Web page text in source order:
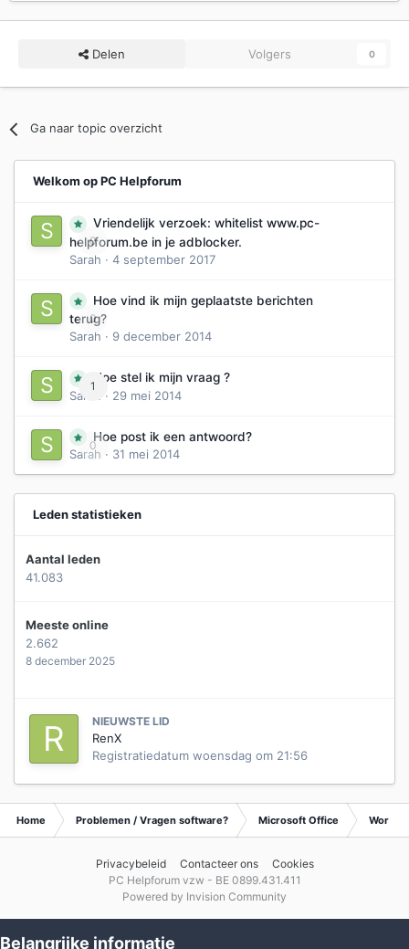
Delen Volgers 0
Ga naar topic overzicht
Welkom op PC Helpforum
0
Vriendelijk verzoek: whitelist www.pc-
helpforum.be in je adblocker.
Sarah · 4 september 2017
0
Hoe vind ik mijn geplaatste berichten
terug?
Sarah · 9 december 2014
1
Hoe stel ik mijn vraag ?
Sarah
· 29 mei 2014
0
Hoe post ik een antwoord?
Sarah · 31 mei 2014
Leden statistieken
Aantal leden
41.083
Meeste online
2.662
8 december 2025
NIEUWSTE LID
RenX
Registratiedatum woensdag om 21:56
Home Problemen / Vragen software? Microsoft Office Word
Privacybeleid Contacteer ons
Cookies
PC Helpforum vzw - BE 0899.431.411
Powered by Invision Community
Belangrijke informatie